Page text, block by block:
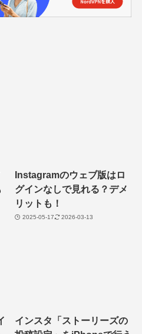
Instagramのウェブ版はロ
グインなしで見れる？デメ
リットも！
2025-05-17 2026-03-13
インスタ「ストーリーズの